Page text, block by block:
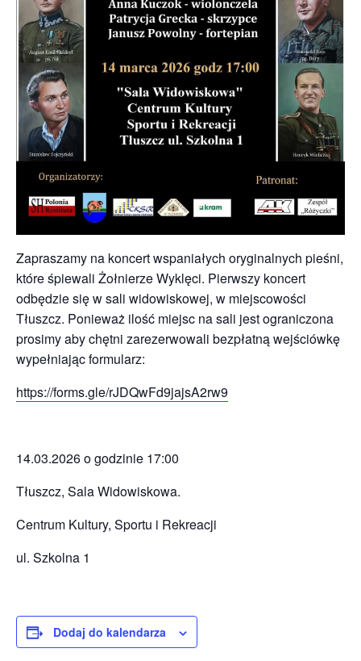
Zapraszamy na koncert wspaniałych oryginalnych pieśni,
które śpiewali Żołnierze Wyklęci. Pierwszy koncert
odbędzie się w sali widowiskowej, w miejscowości
Tłuszcz. Ponieważ ilość miejsc na sali jest ograniczona
prosimy aby chętni zarezerwowali bezpłatną wejściówkę
wypełniając formularz:
https://forms.gle/rJDQwFd9jajsA2rw9
14.03.2026 o godzinie 17:00
Tłuszcz, Sala Widowiskowa.
Centrum Kultury, Sportu i Rekreacji
ul. Szkolna 1
Dodaj do kalendarza